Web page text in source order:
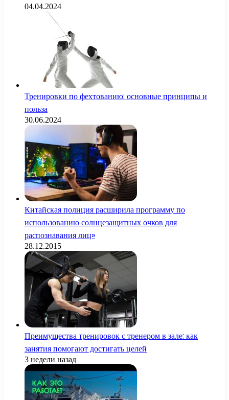
04.04.2024
Тренировки по фехтованию: основные принципы и
польза
30.06.2024
Китайская полиция расширила программу по
использованию солнцезащитных очков для
распознавания лиц»
28.12.2015
Преимущества тренировок с тренером в зале: как
занятия помогают достигать целей
3 недели назад